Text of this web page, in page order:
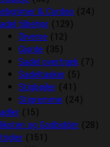
& Cordeo (24)
tilbehør (129)
Diverse (12)
Gjorde (35)
Sadel overtræk (7)
Sadeltasker (5)
Stigbøjler (41)
Stigremme (24)
(15)
og Godbidder (28)
(151)